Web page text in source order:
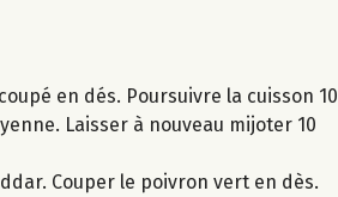
en dés. Poursuivre la cuisson 10
Laisser à nouveau mijoter 10
Couper le poivron vert en dès.